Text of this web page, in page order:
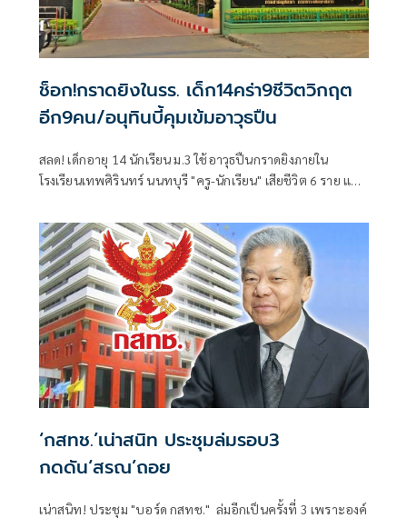
ช็อก!กราดยิงในรร. เด็ก14คร่า9ชีวิตวิกฤต
อีก9คน/อนุทินบี้คุมเข้มอาวุธปืน
สลด! เด็กอายุ 14 นักเรียน ม.3 ใช้อาวุธปืนกราดยิงภายใน
โรงเรียนเทพศิรินทร์ นนทบุรี "ครู-นักเรียน" เสียชีวิต 6 ราย และ
‘กสทช.’เน่าสนิท ประชุมล่มรอบ3
กดดัน‘สรณ’ถอย
เน่าสนิท! ประชุม "บอร์ด กสทช." ล่มอีกเป็นครั้งที่ 3 เพราะองค์